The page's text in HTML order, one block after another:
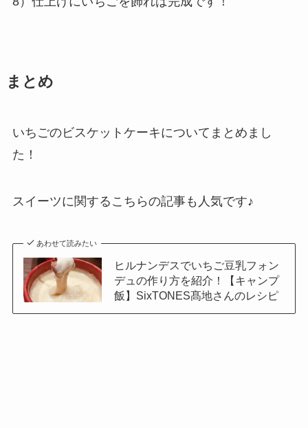
まとめ
いちごのビスケットケーキについてまとめまし
た！
スイーツに関するこちらの記事も人気です♪
あわせて読みたい
ヒルナンデスでいちご豆乳フォン
デュの作り方を紹介！【キャンプ
飯】SixTONES髙地さんのレシピ